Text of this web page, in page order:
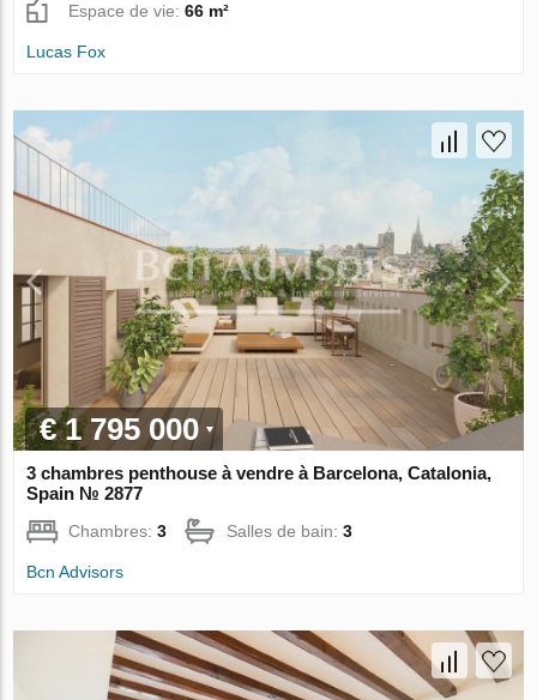
Espace de vie:66 m²
Lucas Fox
€ 1 795 000
3 chambres penthouse à vendre à Barcelona, Catalonia,
Spain № 2877
Chambres:3 Salles de bain:3
Bcn Advisors